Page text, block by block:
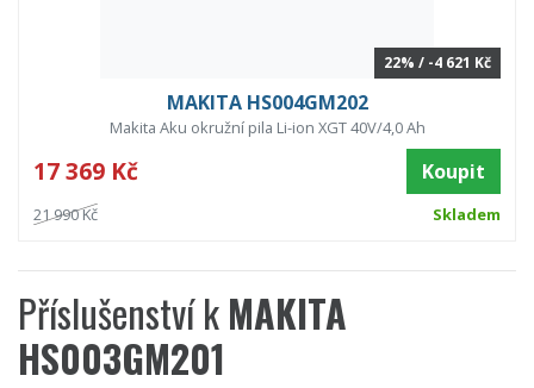
22% / -4 621 Kč
MAKITA HS004GM202
Makita Aku okružní pila Li-ion XGT 40V/4,0 Ah
17 369 Kč Koupit
21 990 Kč Skladem
Příslušenství kMAKITA
HS003GM201